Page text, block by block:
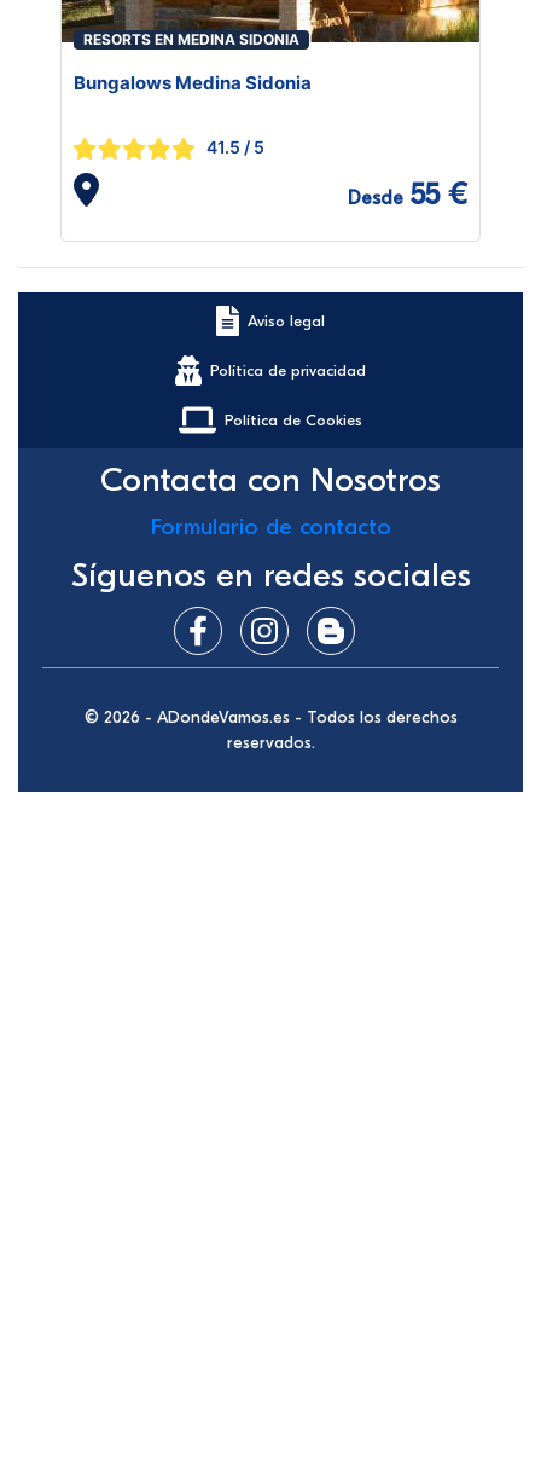
RESORTS EN MEDINA SIDONIA
Bungalows Medina Sidonia
41.5 / 5
Desde 55 €
Aviso legal
Política de privacidad
Política de Cookies
Contacta con Nosotros
Formulario de contacto
Síguenos en redes sociales
© 2026 - ADondeVamos.es - Todos los derechos
reservados.